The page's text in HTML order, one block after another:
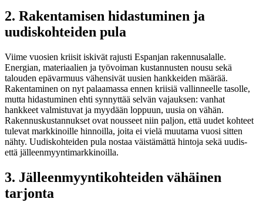
2. Rakentamisen hidastuminen ja
uudiskohteiden pula
Viime vuosien kriisit iskivät rajusti Espanjan rakennusalalle.
Energian, materiaalien ja työvoiman kustannusten nousu sekä
talouden epävarmuus vähensivät uusien hankkeiden määrää.
Rakentaminen on nyt palaamassa ennen kriisiä vallinneelle tasolle,
mutta hidastuminen ehti synnyttää selvän vajauksen: vanhat
hankkeet valmistuvat ja myydään loppuun, uusia on vähän.
Rakennuskustannukset ovat nousseet niin paljon, että uudet kohteet
tulevat markkinoille hinnoilla, joita ei vielä muutama vuosi sitten
nähty. Uudiskohteiden pula nostaa väistämättä hintoja sekä uudis-
että jälleenmyyntimarkkinoilla.
3. Jälleenmyyntikohteiden vähäinen
tarjonta